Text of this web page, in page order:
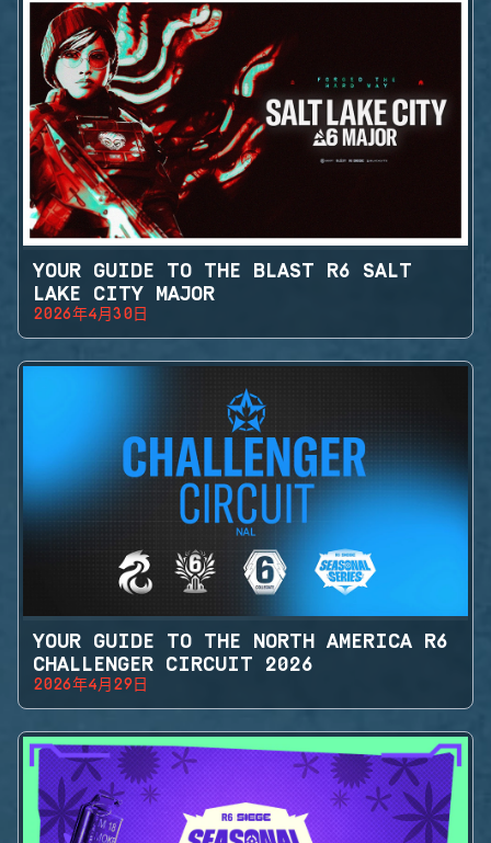
YOUR GUIDE TO THE BLAST R6 SALT
LAKE CITY MAJOR
2026年4月30日
YOUR GUIDE TO THE NORTH AMERICA R6
CHALLENGER CIRCUIT 2026
2026年4月29日